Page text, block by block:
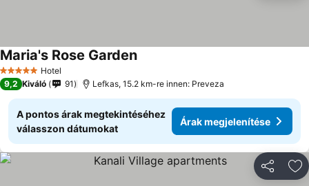
5 KategóriaHotel
Maria's Rose Garden
9,2 Kiváló 91 Lefkas, 15.2 km-re innen: Preveza
A pontos árak megtekintéséhez
válasszon dátumokat
Árak megjelenítése